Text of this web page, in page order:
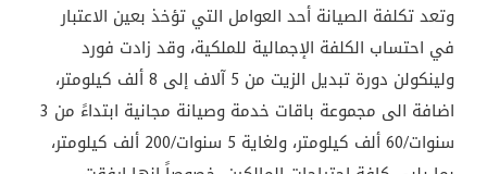
وتعد تكلفة الصيانة أحد العوامل التي تؤخذ بعين الاعتبار
في احتساب الكلفة الإجمالية للملكية، وقد زادت فورد
ولينكولن دورة تبديل الزيت من 5 آلاف إلى 8 ألف كيلومتر،
اضافة الى مجموعة باقات خدمة وصيانة مجانية ابتداءً من 3
سنوات/60 ألف كيلومتر، ولغاية 5 سنوات/200 ألف كيلومتر،